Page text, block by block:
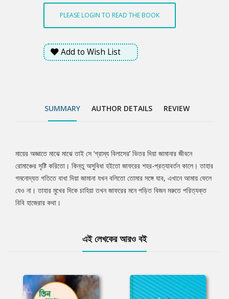
মনে পড়িত বিজন মরুতে পরিত্যক্ত বিবি হাজেরার কথা।
PLEASE LOGIN TO READ THE BOOK
Add to Wish List
SUMMARY AUTHOR DETAILS REVIEW
Tab
Article
মায়ের অজ্ঞাতে মাঝে মাঝে তাই সে ‘গ্রাম্য বিলাসের’ ভিতর দিয়া জামানার জীবনে
রোমাঞ্চের সৃষ্টি করিতো। কিন্তু অসুবিধা হইতো জাফরের শহর-প্রত্যাবর্তন কালে। তাহার
গমনোদ্যত গতিতে বাধা দিয়া জামানা যখন বলিতো তোমার সঙ্গে যাব, এখানে আমায় ফেলে
যেও না। তাহার মুখের দিকে চাহিয়া তখন জাফরের মনে পড়িত বিজন মরুতে পরিত্যক্ত
বিবি হাজেরার কথা।
এই লেখকের আরও বই